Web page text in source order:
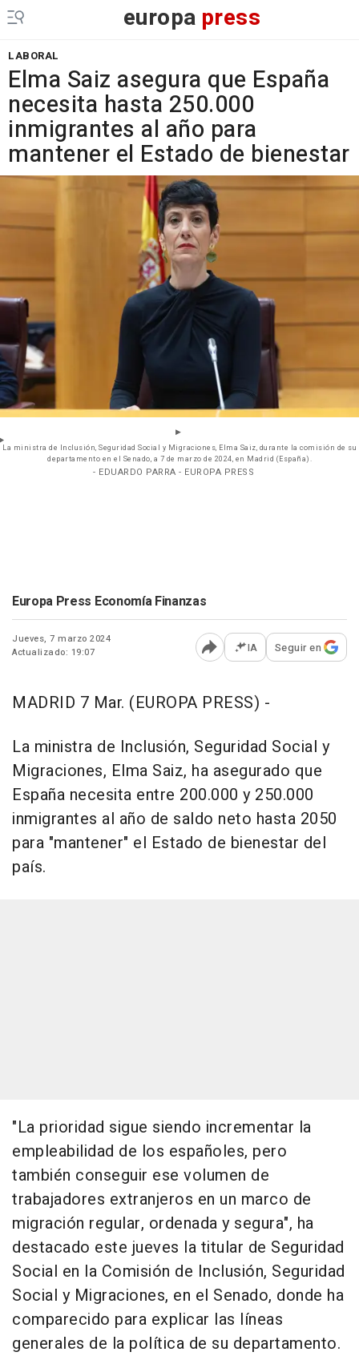
europa press
LABORAL
Elma Saiz asegura que España
necesita hasta 250.000
inmigrantes al año para
mantener el Estado de bienestar
La ministra de Inclusión, Seguridad Social y Migraciones, Elma Saiz, durante la comisión de su
departamento en el Senado, a 7 de marzo de 2024, en Madrid (España).
- EDUARDO PARRA - EUROPA PRESS
Europa Press Economía Finanzas
Jueves, 7 marzo 2024
Actualizado: 19:07
Abrir opciones para
IA Seguir en
MADRID 7 Mar. (EUROPA PRESS) -
La ministra de Inclusión, Seguridad Social y
Migraciones, Elma Saiz, ha asegurado que
España necesita entre 200.000 y 250.000
inmigrantes al año de saldo neto hasta 2050
para "mantener" el Estado de bienestar del
país.
"La prioridad sigue siendo incrementar la
empleabilidad de los españoles, pero
también conseguir ese volumen de
trabajadores extranjeros en un marco de
migración regular, ordenada y segura", ha
destacado este jueves la titular de Seguridad
Social en la Comisión de Inclusión, Seguridad
Social y Migraciones, en el Senado, donde ha
comparecido para explicar las líneas
generales de la política de su departamento.